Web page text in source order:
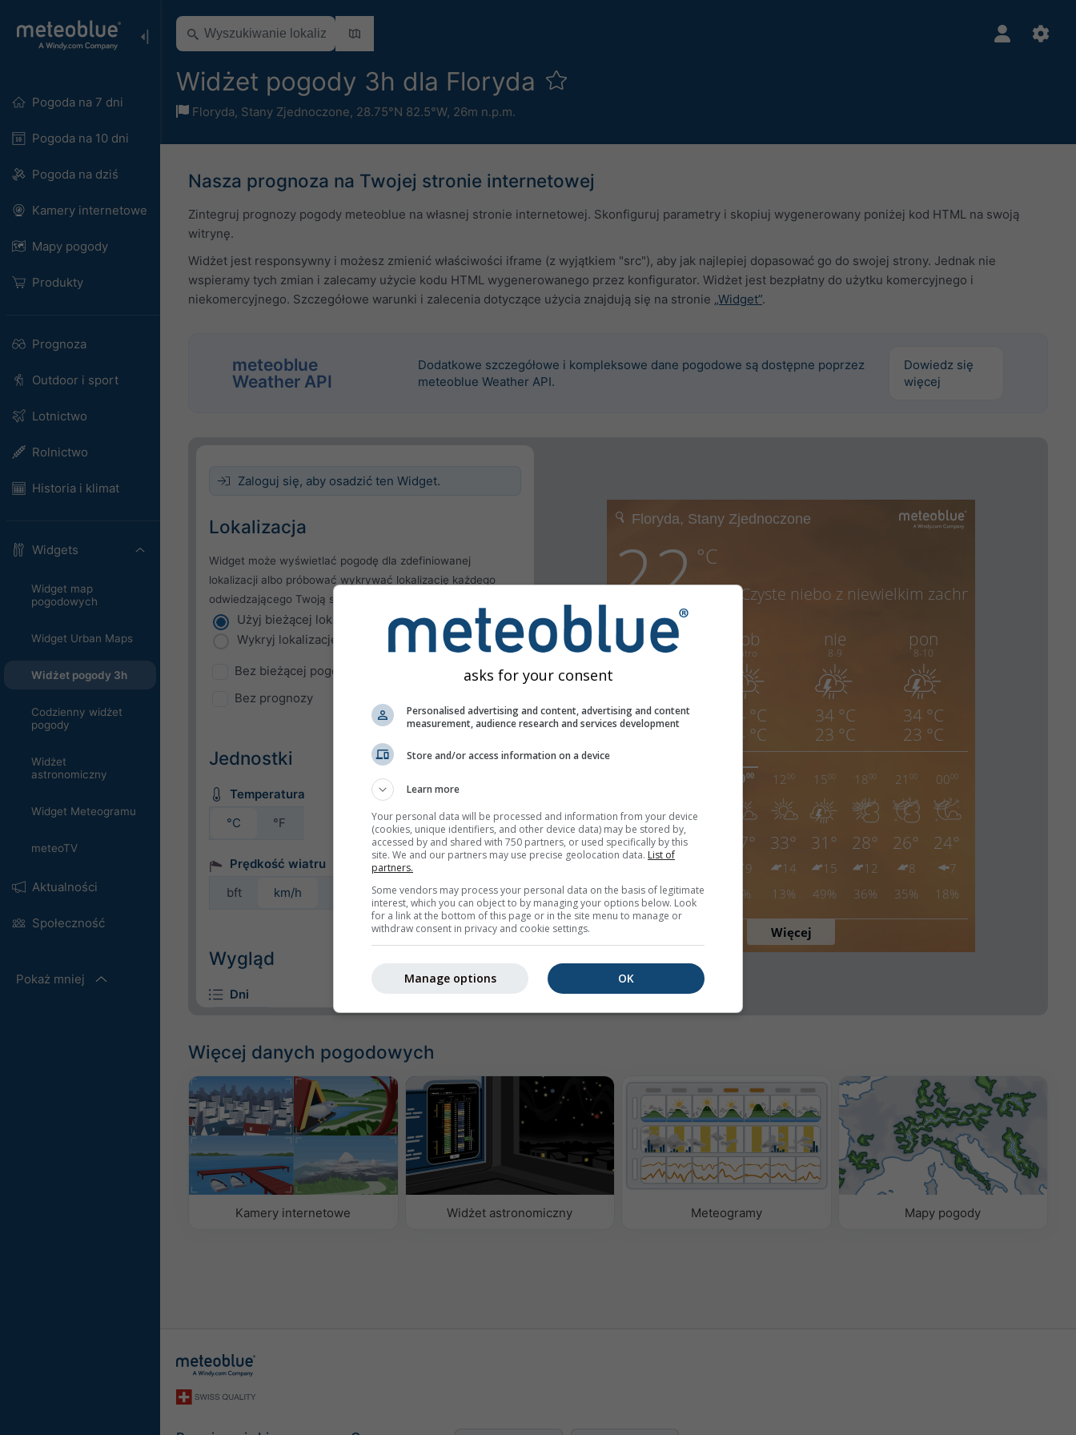
Pogoda na 7 dni
Pogoda na 10 dni
Pogoda na dziś
Kamery internetowe
Mapy pogody
Produkty
Prognoza
Outdoor i sport
Lotnictwo
Rolnictwo
Historia i klimat
Widgets
Widget map
pogodowych
Widget Urban Maps
Widżet pogody 3h
Codzienny widżet
pogody
Widżet
astronomiczny
Widget Meteogramu
meteoTV
Aktualności
Społeczność
Pokaż mniej
Widżet pogody 3h dla Floryda
Floryda, Stany Zjednoczone, 28.75°N 82.5°W, 26m n.p.m.
Nasza prognoza na Twojej stronie internetowej
Zintegruj prognozy pogody meteoblue na własnej stronie internetowej. Skonfiguruj parametry i skopiuj wygenerowany poniżej kod HTML na swoją
witrynę.
Widżet jest responsywny i możesz zmienić właściwości iframe (z wyjątkiem "src"), aby jak najlepiej dopasować go do swojej strony. Jednak nie
wspieramy tych zmian i zalecamy użycie kodu HTML wygenerowanego przez konfigurator. Widżet jest bezpłatny do użytku komercyjnego i
niekomercyjnego. Szczegółowe warunki i zalecenia dotyczące użycia znajdują się na stronie „Widget”.
meteoblue
Weather API
Dodatkowe szczegółowe i kompleksowe dane pogodowe są dostępne poprzez
meteoblue Weather API.
Dowiedz się
więcej
Zaloguj się, aby osadzić ten Widget.
Lokalizacja
Widget może wyświetlać pogodę dla zdefiniowanej
lokalizacji albo próbować wykrywać lokalizację każdego
odwiedzającego Twoją stronę.
Użyj bieżącej lokalizacji
Wykryj lokalizację użytkownika
Bez bieżącej pogody
Bez prognozy
Jednostki
Temperatura
°C
°F
Prędkość wiatru
bft
km/h mph kn
Wygląd
Dni
Tło
Z obrazem tła
Z kolorem tła
Bez tła: ciemny tekst
Bez tła: jasny tekst
Więcej danych pogodowych
Kamery internetowe Widżet astronomiczny Meteogramy Mapy pogody
asks for your consent
Personalised advertising and content, advertising and content
measurement, audience research and services development
Store and/or access information on a device
Learn more
Your personal data will be processed and information from your device
(cookies, unique identifiers, and other device data) may be stored by,
accessed by and shared with 750 partners, or used specifically by this
site. We and our partners may use precise geolocation data. List of
partners.
Some vendors may process your personal data on the basis of legitimate
interest, which you can object to by managing your options below. Look
for a link at the bottom of this page or in the site menu to manage or
withdraw consent in privacy and cookie settings.
OK
Manage options